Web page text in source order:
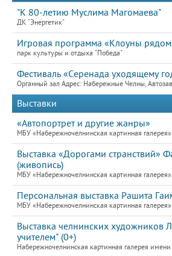
"К 80-летию Муслима Магомаева"
ДК "Энергетик"
Игровая программа «Клоуны
парк культуры и отдыха "Победа"
Фестиваль «Серенада уходящему
Органный зал Адрес: Набережные Челны,
Выставки
«Автопортрет и другие жанры»
МБУ «Набережночелнинская картинная
Выставка «Дорогами странствий»
(живопись)
МБУ «Набережночелнинская картинная
Персональная выставка Рашита
МБУ «Набережночелнинская картинная
Выставка челнинских художников
учителем" (0+)
Набережночелнинская картинная галерея